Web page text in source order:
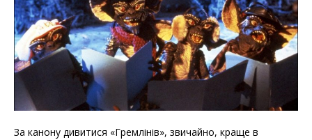
За канону дивитися «Гремлінів», звичайно, краще в